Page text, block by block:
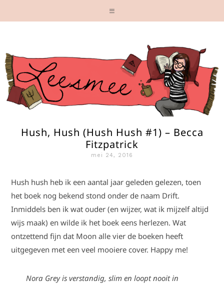
Hush, Hush (Hush Hush #1) – Becca
Fitzpatrick
mei 24, 2016
Hush hush heb ik een aantal jaar geleden gelezen, toen
het boek nog bekend stond onder de naam Drift.
Inmiddels ben ik wat ouder (en wijzer, wat ik mijzelf altijd
wijs maak) en wilde ik het boek eens herlezen. Wat
ontzettend fijn dat Moon alle vier de boeken heeft
uitgegeven met een veel mooiere cover. Happy me!
Nora Grey is verstandig, slim en loopt nooit in